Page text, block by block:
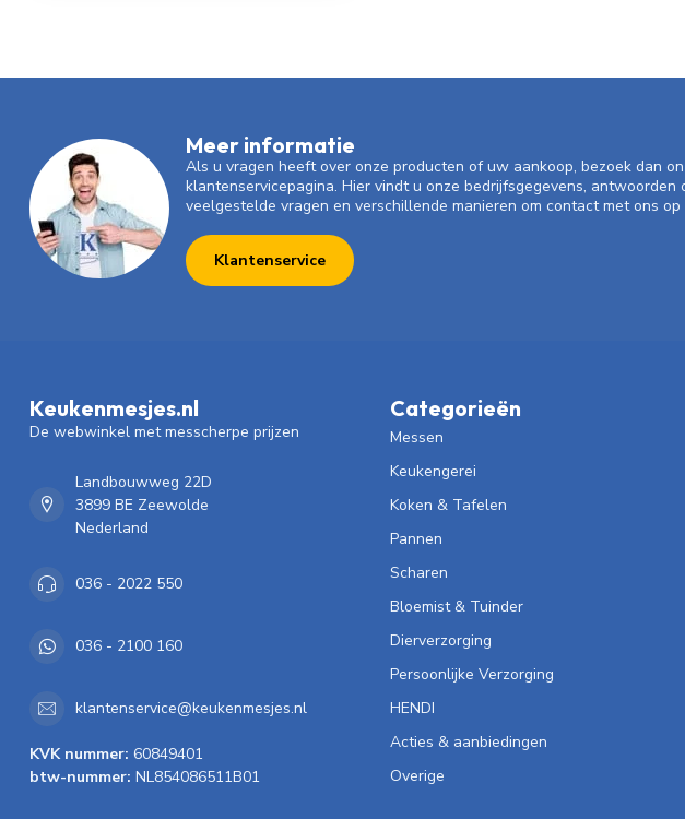
Meer informatie
Als u vragen heeft over onze producten of uw aankoop, bezoek dan
klantenservicepagina. Hier vindt u onze bedrijfsgegevens, antwoorden
veelgestelde vragen en verschillende manieren om contact met ons op
Klantenservice
Keukenmesjes.nl
De webwinkel met messcherpe prijzen
Landbouwweg 22D
3899 BE Zeewolde
Nederland
036 - 2022 550
036 - 2100 160
klantenservice@keukenmesjes.nl
KVK nummer: 60849401
btw-nummer: NL854086511B01
Categorieën
Messen
Keukengerei
Koken & Tafelen
Pannen
Scharen
Bloemist & Tuinder
Dierverzorging
Persoonlijke Verzorging
HENDI
Acties & aanbiedingen
Overige